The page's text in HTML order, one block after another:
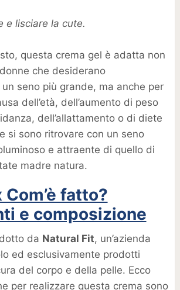
e lisciare la cute.
questa crema gel è adatta non
che desiderano
seno più grande, ma anche per
dell’età, dell’aumento di peso
dell’allattamento o di diete
si sono ritrovare con un seno
e attraente di quello di
madre natura.
fatto?
e composizione
da Natural Fit, un’azienda
ed esclusivamente prodotti
del corpo e della pelle. Ecco
per realizzare questa crema sono